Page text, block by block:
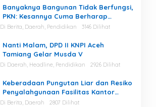
Banyaknya Bangunan Tidak Berfungsi,
PKN: Kesannya Cuma Berharap
Kegiatan
Di Berita, Daerah, Pendidikan 3146 Dilihat
Nanti Malam, DPD II KNPI Aceh
Tamiang Gelar Musda V
Di Daerah, Headline, Pendidikan 2926 Dilihat
Keberadaan Pungutan Liar dan Resiko
Penyalahgunaan Fasilitas Kantor
Masih Tinggi di Gayo Lues.
Di Berita, Daerah 2807 Dilihat